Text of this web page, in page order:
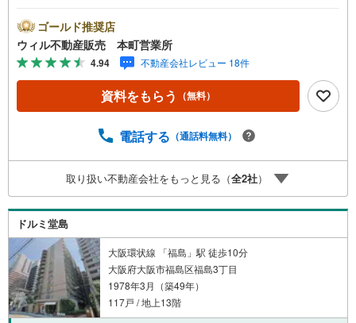
近のため車での移動も快適！レジャーやお出かけにおすす
め！■2013年9月築！■2LDK！■27階部分の高層階住戸、開
放感良好！■免震工法×制震構造採用のタワーマンション！
■共用施設充実、ホテルライクな暮らし！■全室が開口部に
面したワイドプラン！■玄関から室内が見通せないプライバ
シー設計！■奥まった位置にキッチンのある生活感の出にく
く！■現在は空き部屋で、気軽に室内見学可能です！【弊社
ングまでご案内致しますので、担当者にお声がけくださ
い。■キッズスペースもございますので、小さなお子様がい
らっしゃるご家庭もお気軽にご来場ください！【営業日】
定休日はございません。火曜日・水曜日も営業しておりま
す。
ゴールド推奨店
ウィル不動産販売 本町営業所
4.94 不動産会社レビュー 18件
資料をもらう （無料）
電話する （通話料無料）
取り扱い不動産会社をもっと見る（全2社）
ドルミ堂島
大阪環状線 「福島」駅 徒歩10分
大阪府大阪市福島区福島3丁目
1978年3月（築49年）
117戸 / 地上13階